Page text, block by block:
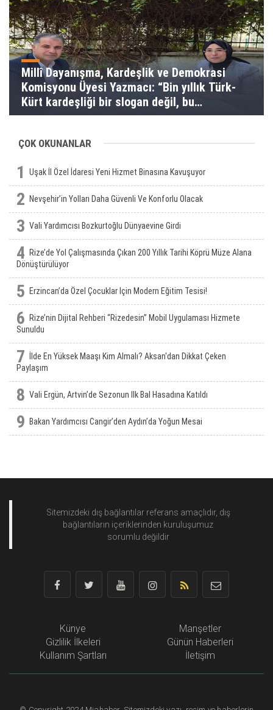
Millî Dayanışma, Kardeşlik ve Demokrasi
Komisyonu Üyesi Yazmacı: “Bin yıllık Türk-
Kürt kardeşliği bir slogan değil, bu
toprakların gerçeğidir”
ÇOK OKUNANLAR
1 Uşak İl Özel İdaresi Yeni Hizmet Binasına Kavuşuyor
2 Nevşehir’in Yolları Daha Güvenli Ve Konforlu Olacak
3 Vali Yardımcısı Bozkurtoğlu Dünyaevine Girdi
4
Rize’de Yol Çalışmasında Çıkan 200 Yıllık Tarihi Köprü Müze Alana
Dönüştürülüyor
5 Erzincan’da Özel Çocuklar Için Modern Eğitim Tesisi!
6
Rize’nin Dijital Rehberi “Rizedesin” Mobil Uygulaması Hizmete
Sunuldu
7
İlde En Yüksek Maaşı Kim Almalı? Aksan'dan Dikkat Çeken
Paylaşım
8 Vali Ergün, Artvin’de Sezonun Ilk Bal Hasadına Katıldı
9 Bakan Yardımcısı Cangir’den Aydın’da Yoğun Mesai
Sitemizdeki dış bağlantılar referans amaçlıdır, dış
bağlantıların içeriklerinden kuruluşumuz
sorumlu değildir
Künye
Gizlilik İlkeleri
Kullanım Şartları
Manşetler
Günün Haberleri
İletişim